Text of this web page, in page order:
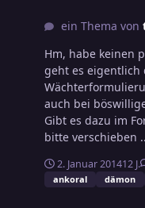
ein Thema von
Hm, habe keinen
geht es eigentlich
auch bei
Gibt es dazu im
bitte verschieben ... Was die Zahl der Wächter
Beschränkung
für
2. Januar 201412 J.
ankoral dämon